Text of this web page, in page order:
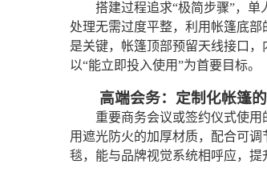
搭建过程追求“极简步骤”，
处理无需过度平整，利用帐篷底
是关键，帐篷顶部预留天线接口
以“能立即投入使用”为首要目标。
高端会务：定制化帐篷
重要商务会议或签约仪式使
用遮光防火的加厚材质，配合可
毯，能与品牌视觉系统相呼应，提